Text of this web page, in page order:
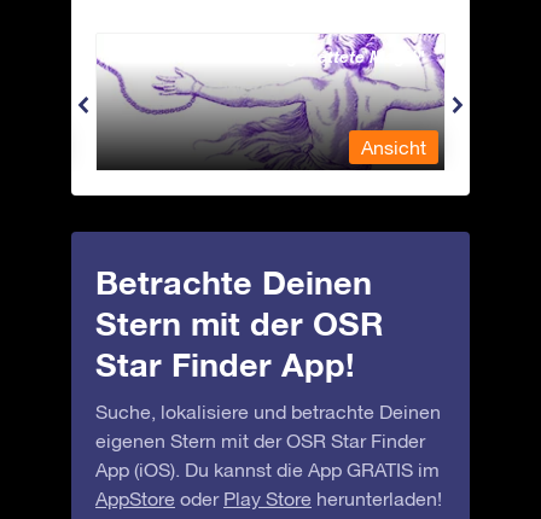
Andromeda - Die angekettete Magd
Ansicht
Betrachte Deinen
Stern mit der OSR
Star Finder App!
Suche, lokalisiere und betrachte Deinen
eigenen Stern mit der OSR Star Finder
App (iOS). Du kannst die App GRATIS im
AppStore oder Play Store herunterladen!